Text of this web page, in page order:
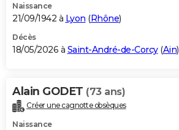
Naissance
21/09/1942 à Lyon (Rhône)
Décès
18/05/2026 à Saint-André-de-Corcy(Ain)
Alain GODET (73 ans)
Créer une cagnotte obsèques
Naissance